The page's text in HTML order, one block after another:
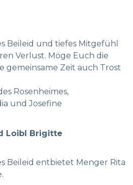
Beileid und tiefes Mitgefühl
Verlust. Möge Euch die
gemeinsame Zeit auch Trost
Rosenheimes,
und Josefine
Loibl Brigitte
Beileid entbietet Menger Rita